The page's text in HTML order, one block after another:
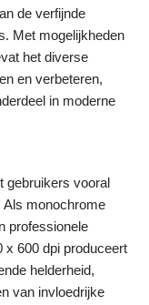
de verfijnde
Met mogelijkheden
het diverse
en verbeteren,
in moderne
gebruikers vooral
Als monochrome
professionele
x 600 dpi produceert
helderheid,
van invloedrijke